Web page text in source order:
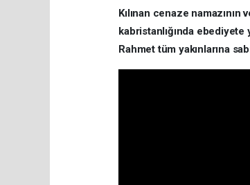
Kılınan cenaze
kabristanlığında
Rahmet tüm yakınlarına